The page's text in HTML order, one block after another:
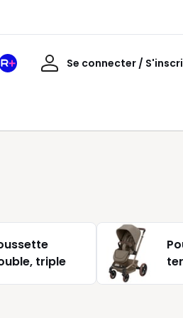
Mon
Se connecter /
Mon
triple